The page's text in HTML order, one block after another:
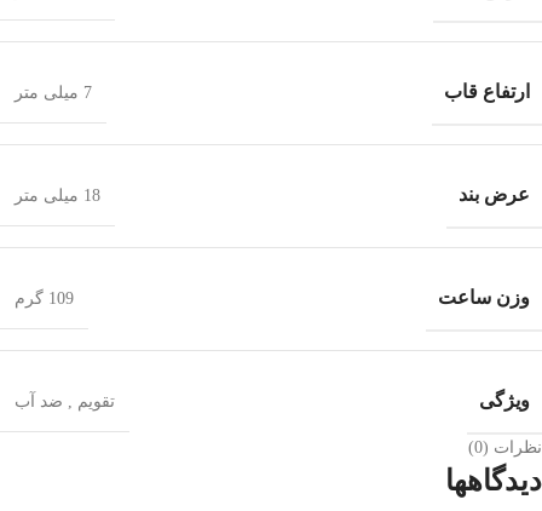
ارتفاع قاب 7 میلی متر
عرض بند 18 میلی متر
وزن ساعت 109 گرم
ویژگی تقویم ضد آب
نظرات (0)
دیدگاهها